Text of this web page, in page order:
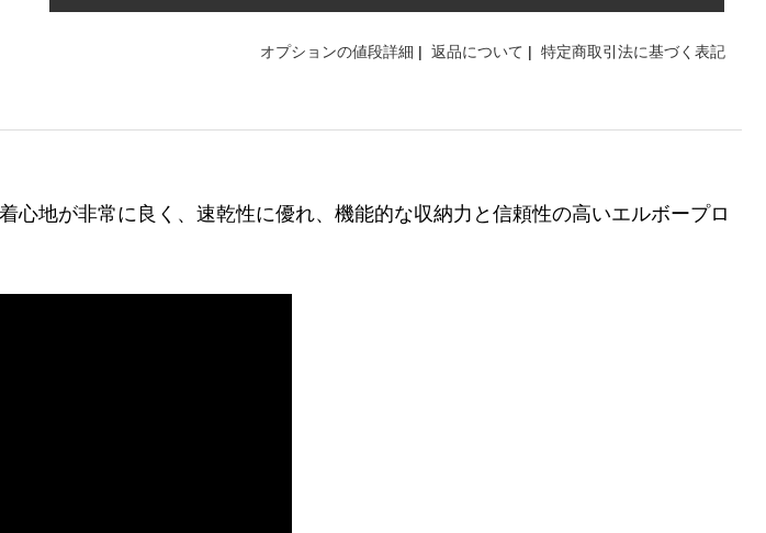
オプションの値段詳細 | 返品について | 特定商取引法に基づく表記
心地が非常に良く、速乾性に優れ、機能的な収納力と信頼性の高いエルボープロ